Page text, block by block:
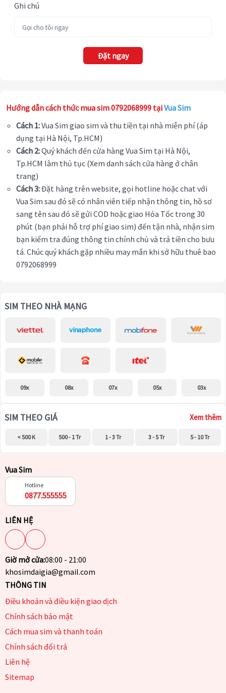
Ghi chú
Đặt ngay
Hướng dẫn cách thức mua sim 0792068999 tạiVua Sim
Cách 1:Vua Sim giao sim và thu tiền tại nhà miễn phí (áp
dụng tại Hà Nội, Tp.HCM)
Cách 2:Quý khách đến cửa hàng Vua Sim tại Hà Nội,
Tp.HCM làm thủ tục (Xem danh sách cửa hàng ở chân
trang)
Cách 3:Đặt hàng trên website, gọi hotline hoặc chat với
Vua Sim sau đó sẽ có nhân viên tiếp nhận thông tin, hồ sơ
sang tên sau đó sẽ gửi COD hoặc giao Hỏa Tốc trong 30
phút (bạn phải hỗ trợ phí giao sim) đến tận nhà, nhận sim
bạn kiểm tra đúng thông tin chính chủ và trả tiền cho bưu
tá. Chúc quý khách gặp nhiều may mắn khi sở hữu thuê bao
0792068999
SIM THEO NHÀ MẠNG
09x 08x 07x 05x 03x
SIM THEO GIÁ Xem thêm
< 500 K 500 - 1 Tr 1 - 3 Tr 3 - 5 Tr 5 - 10 Tr
Vua Sim
Hotline
0877.555555
LIÊN HỆ
Giờ mở cửa:08:00 - 21:00
khosimdaigia@gmail.com
THÔNG TIN
Điều khoản và điều kiện giao dịch
Chính sách bảo mật
Cách mua sim và thanh toán
Chính sách đổi trả
Liên hệ
Sitemap